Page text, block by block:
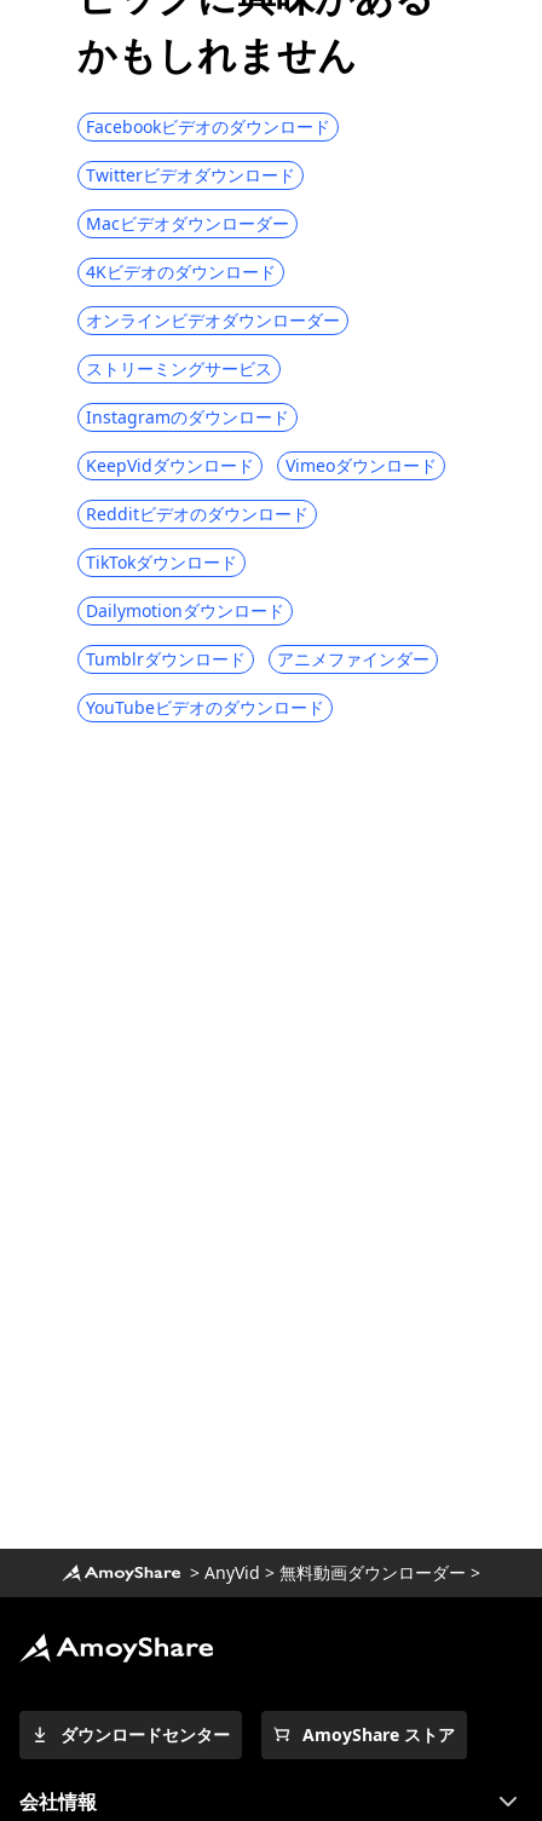
サイトから動画を保存
ら今すぐダウンロード
最高の無料動画ダウンロードサイト[オール
インクルーシブ2023]
GoMoviesからダウンロードする方法：効果
的な方法2023
けるための4つの便利なツール
Myspaceビデオの2023年最新のおすすめダ
ウンロード
あなたが知っておくべき4年のトップ2023ペ
リスコープダウンローダー
4年のトップ2023Vevoビデオダウンローダ
ー[推奨]
OK.ruからダウンロードする7つの最良の方
法[2023最新アップデート]
[100％作業]
[4つの実用的な解決策] Lyndaビデオをダウ
ンロードする方法は？
Wistiaビデオをダウンロードする3つの方法
Windows 10向けの最高のビデオダウンロー
2023年に知っておくべきWindows向けの最
高のビデオプレーヤー
かもしれません
Facebookビデオのダウンロード
Twitterビデオダウンロード
Macビデオダウンローダー
4Kビデオのダウンロード
オンラインビデオダウンローダー
ストリーミングサービス
Instagramのダウンロード
KeepVidダウンロード Vimeoダウンロード
Redditビデオのダウンロード
TikTokダウンロード
Dailymotionダウンロード
Tumblrダウンロード アニメファインダー
YouTubeビデオのダウンロード
> AnyVid > 無料動画ダウンローダー >
ダウンロードセンター AmoyShare ストア
会社情報